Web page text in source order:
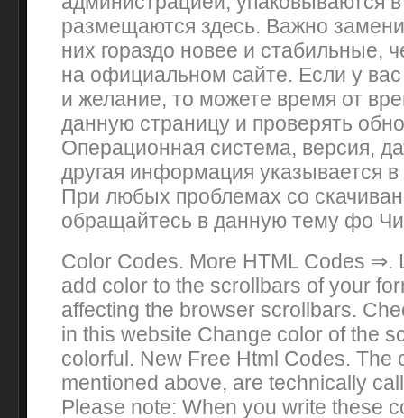
размещаются здесь. Важно
них гораздо новее и стабильные,
на официальном сайте. Если у
и желание, то можете время от
данную страницу и проверять
Операционная система, версия,
другая информация указывается
При любых проблемах со
обращайтесь в данную тему фо
Color Codes. More HTML Codes ⇒.
add color to the scrollbars of your
affecting the browser scrollbars.
in this website Change color of the
colorful. New Free Html Codes. The
mentioned above, are technically
Please note: When you write these